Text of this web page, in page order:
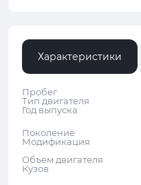
Характеристики
Пробег
Тип двигателя
Год выпуска
Поколение
Модификация
Объем двигателя
Кузов